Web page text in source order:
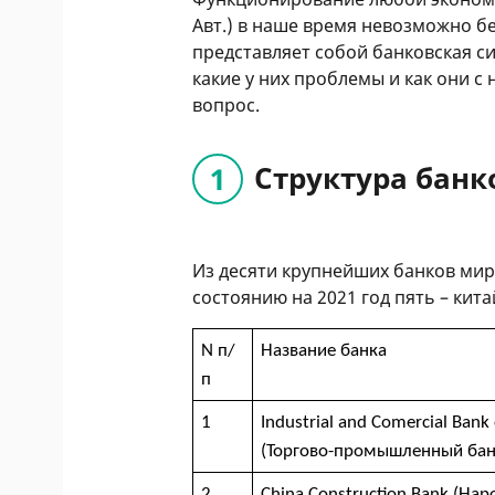
Авт.) в наше время невозможно
представляет собой банковская
какие у них проблемы и как они с
вопрос.
Структура
Из десяти крупнейших банков
состоянию на 2021 год пять –
N п/
п
Название банка
1
Industrial and Comercial Bank
(Торгово-промышленный